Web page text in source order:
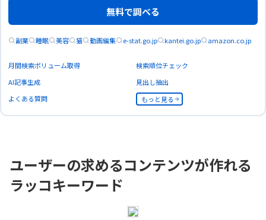
無料で調べる
副業 睡眠 美容 猫 動画編集 e-stat.go.jp kantei.go.jp amazon.co.jp
月間検索ボリューム取得
検索順位チェック
AI記事生成
見出し抽出
よくある質問
もっと見る
ユーザーの求めるコンテンツが作れる
ラッコキーワード